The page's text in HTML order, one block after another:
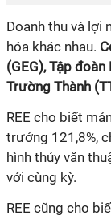
Doanh thu và lợi
hóa khác nhau.
(GEG), Tập đoàn
Trường Thành
REE cho biết
trưởng 121,8%,
hình thủy văn
với cùng kỳ.
REE cũng cho